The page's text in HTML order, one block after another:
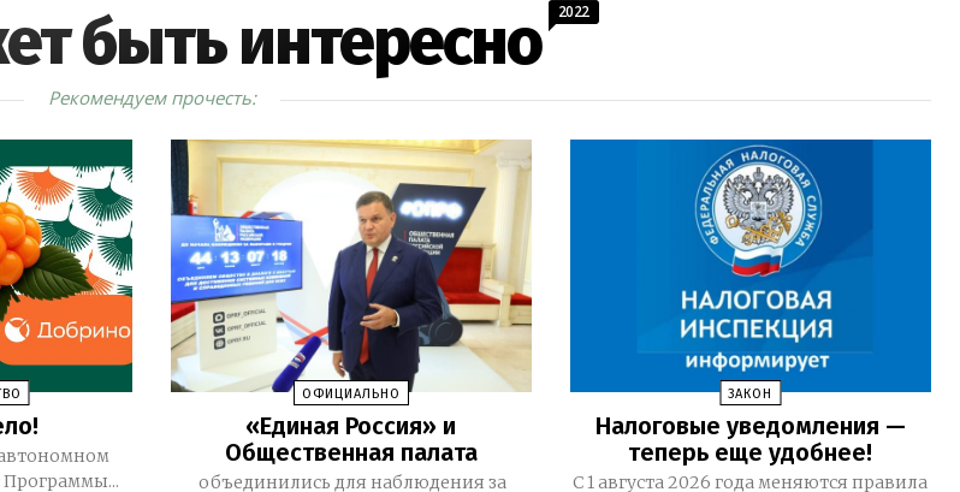
быть интересно 2022
Рекомендуем прочесть:
Программы...
ОФИЦИАЛЬНО
«Единая Россия» и
Общественная палата
объединились для наблюдения за
ЗАКОН
Налоговые уведомления —
теперь еще удобнее!
С 1 августа 2026 года меняются правила